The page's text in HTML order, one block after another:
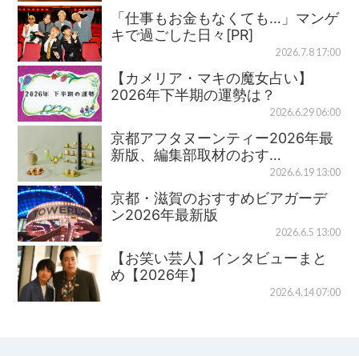
「仕事もお金もなくても…」マンゲ
キで過ごした日々[PR]
2026.7.8 17:00
【カメリア・マキの魔女占い】
2026年下半期の運勢は？
2026.6.29 06:00
京都アフタヌーンティー2026年最
新版、編集部取材のおす…
2026.6.19 13:00
京都・滋賀のおすすめビアガーデ
ン2026年最新版
2026.6.5 13:00
【お笑い芸人】インタビューまと
め【2026年】
2026.4.14 07:00